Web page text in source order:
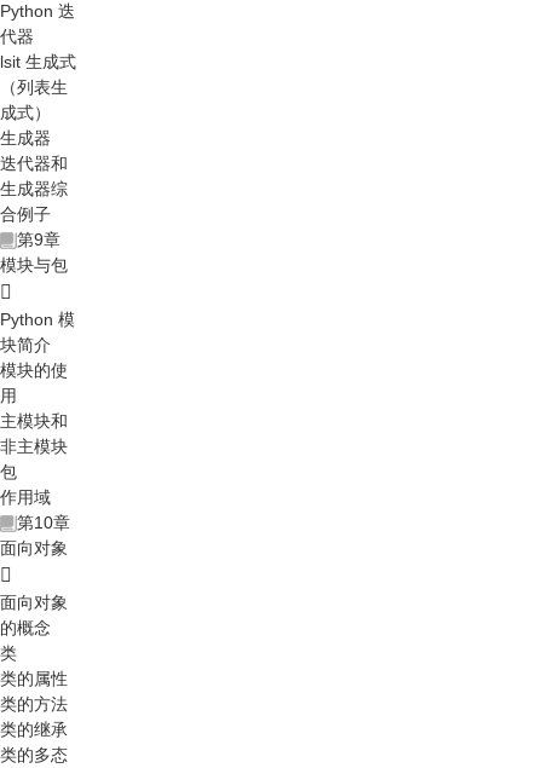
Python 迭
代器
lsit 生成式
（列表生
成式）
生成器
迭代器和
生成器综
合例子
第9章
模块与包
Python 模
块简介
模块的使
用
主模块和
非主模块
包
作用域
第10章
面向对象
面向对象
的概念
类
类的属性
类的方法
类的继承
类的多态